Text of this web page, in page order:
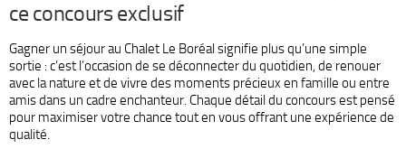
ce concours exclusif
Gagner un séjour au Chalet Le Boréal signifie plus qu’une simple
sortie : c’est l’occasion de se déconnecter du quotidien, de renouer
avec la nature et de vivre des moments précieux en famille ou entre
amis dans un cadre enchanteur. Chaque détail du concours est pensé
pour maximiser votre chance tout en vous offrant une expérience de
qualité.